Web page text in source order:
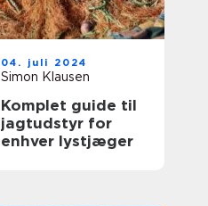
04. juli 2024
Simon Klausen
Komplet guide til
jagtudstyr for
enhver lystjæger